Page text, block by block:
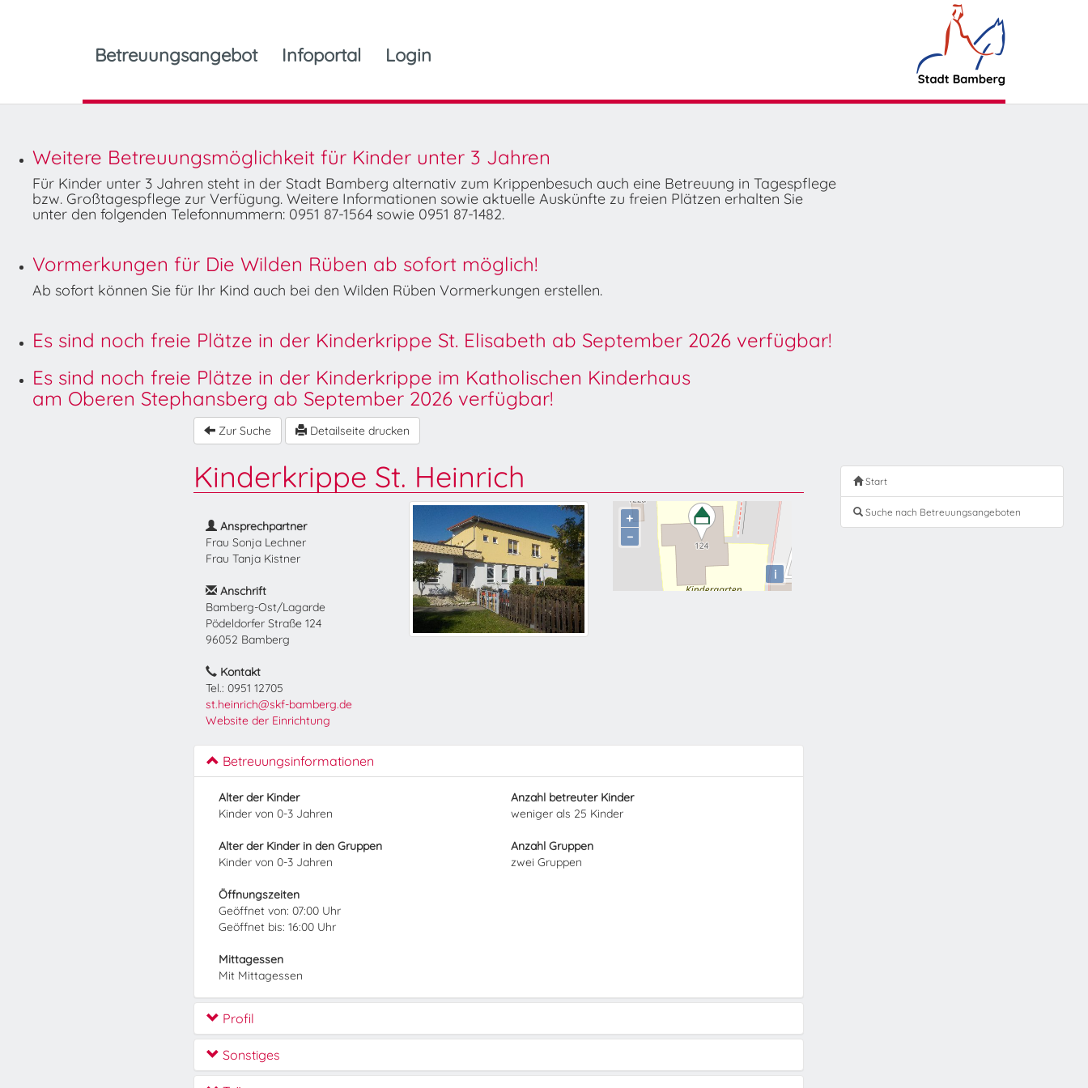
Betreuungsangebot Infoportal Login
Weitere Betreuungsmöglichkeit für Kinder unter 3 Jahren
Für Kinder unter 3 Jahren steht in der Stadt Bamberg alternativ zum Krippenbesuch auch eine Betreuung in Tagespflege
bzw. Großtagespflege zur Verfügung. Weitere Informationen sowie aktuelle Auskünfte zu freien Plätzen erhalten Sie
unter den folgenden Telefonnummern: 0951 87-1564 sowie 0951 87-1482.
Vormerkungen für Die Wilden Rüben ab sofort möglich!
Ab sofort können Sie für Ihr Kind auch bei den Wilden Rüben Vormerkungen erstellen.
Es sind noch freie Plätze in der Kinderkrippe St. Elisabeth ab September 2026 verfügbar!
Es sind noch freie Plätze in der Kinderkrippe im Katholischen Kinderhaus
am Oberen Stephansberg ab September 2026 verfügbar!
Zur Suche Detailseite drucken
Kinderkrippe St. Heinrich
Ansprechpartner
Frau Sonja Lechner
Frau Tanja Kistner
Anschrift
Bamberg-Ost/Lagarde
Pödeldorfer Straße 124
96052 Bamberg
Kontakt
Tel.: 0951 12705
st.heinrich@skf-bamberg.de
Website der Einrichtung
+
−
i
Betreuungsinformationen
Alter der Kinder
Kinder von 0-3 Jahren
Alter der Kinder in den Gruppen
Kinder von 0-3 Jahren
Anzahl betreuter Kinder
weniger als 25 Kinder
Anzahl Gruppen
zwei Gruppen
Öffnungszeiten
Geöffnet von: 07:00 Uhr
Geöffnet bis: 16:00 Uhr
Mittagessen
Mit Mittagessen
Profil
Sonstiges
Start
Suche nach Betreuungsangeboten